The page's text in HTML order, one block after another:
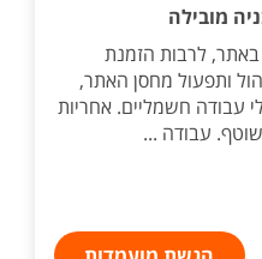
מובילה
באתר, לרבות הזמנת
ותפעול מחסן האתר,
עבודה חשמליים. אחריות
עבודה ...